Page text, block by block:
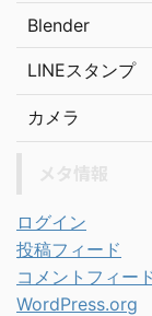
Blender
LINEスタンプ
カメラ
ログイン
投稿フィード
コメントフィー
WordPress.org